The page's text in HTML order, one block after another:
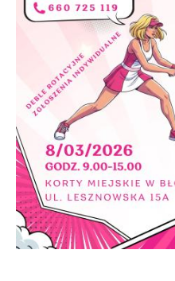
Firmy te działają w charakterze
treści w postaci wiadomości,
społecznościowych.